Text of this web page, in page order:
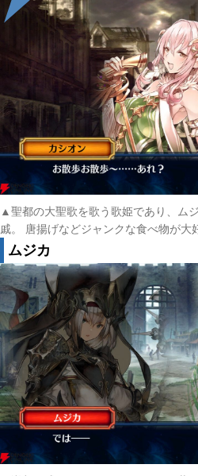
▲聖都の大聖歌を歌う歌姫であり、ム
戚。 唐揚げなどジャンクな食べ物が大
ムジカ